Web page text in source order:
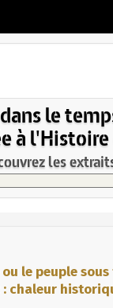
le
à l'Histoire
les
le peuple
: chaleur